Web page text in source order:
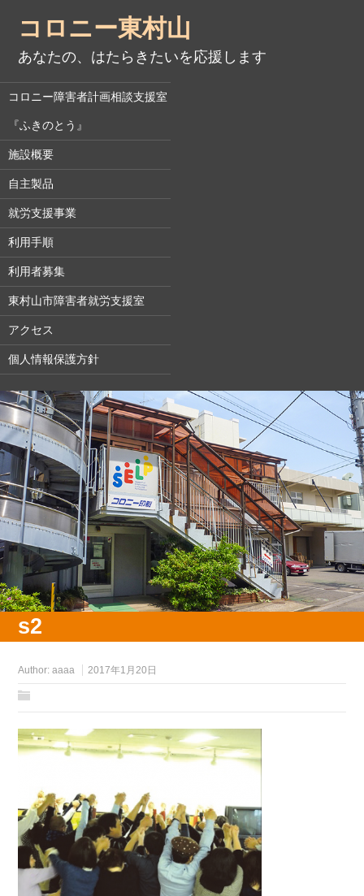
コロニー東村山
あなたの、はたらきたいを応援します
コロニー障害者計画相談支援室
『ふきのとう』
施設概要
自主製品
就労支援事業
利用手順
利用者募集
東村山市障害者就労支援室
アクセス
個人情報保護方針
s2
Author:aaaa 2017年1月20日